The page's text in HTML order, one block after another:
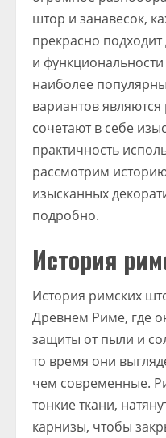
штор и занавесок,
прекрасно
и
наиболее
вариантов
сочетают в себе
практичность
рассмотрим
изысканных
подробно.
История
История римских
Древнем Риме, где
защиты от пыли и
то время они
чем современные.
тонкие ткани,
карнизы, чтобы